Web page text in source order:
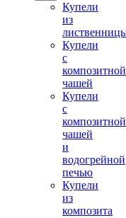
Купели
из
Купели
с
композитной
чашей
Купели
с
композитной
чашей
и
водогрейной
печью
Купели
из
композита